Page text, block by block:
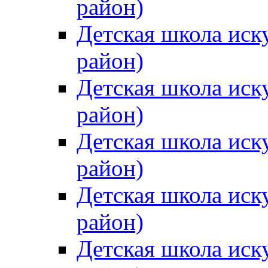
район)
Детская школа
район)
Детская школа
район)
Детская школа
район)
Детская школа
район)
Детская школа